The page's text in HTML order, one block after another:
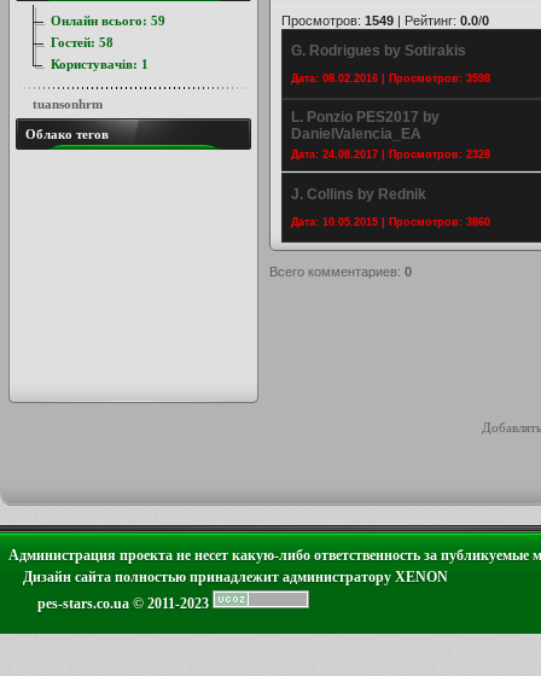
Просмотров: 1549 | Рейтинг: 0.0/0
G. Rodrigues by Sotirakis
Дата: 08.02.2016 | Просмотров: 3598
L. Ponzio PES2017 by
DanielValencia_EA
Дата: 24.08.2017 | Просмотров: 2328
J. Collins by Rednik
Дата: 10.05.2015 | Просмотров: 3860
Всего комментариев: 0
Онлайн всього: 59
Гостей: 58
Користувачів: 1
tuansonhrm
Облако тегов
Администрация проекта не несет какую-либо ответственность за публикуемые
Дизайн сайта полностью принадлежит администратору XENON
pes-stars.co.ua © 2011-2023